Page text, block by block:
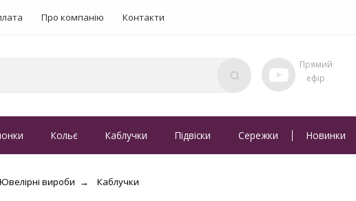
Про компанію Контакти
Кольє Каблучки Підвіски Сережки Новинки
Ювелірні вироби Каблучки